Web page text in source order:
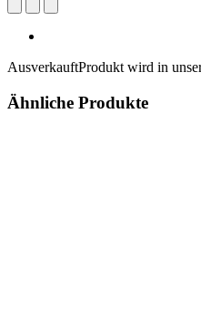
AusverkauftProdukt wird in
Ähnliche Produkte